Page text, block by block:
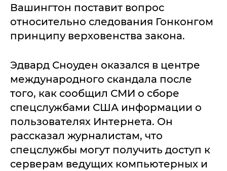
Вашингтон поставит вопрос
относительно следования Гонконгом
принципу верховенства закона.
Эдвард Сноуден оказался в центре
международного скандала после
того, как сообщил СМИ о сборе
спецслужбами США информации о
пользователях Интернета. Он
рассказал журналистам, что
спецслужбы могут получить доступ к
серверам ведущих компьютерных и